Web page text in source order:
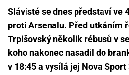
Slávisté se dnes představí ve
proti Arsenalu. Před utkáním
Trpišovský několik rébusů v
koho nakonec nasadil do
v 18:45 a vysílá jej Nova Sport